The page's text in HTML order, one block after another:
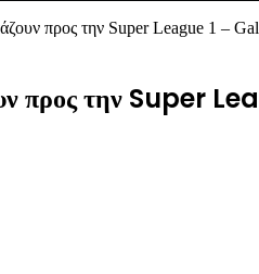
προς την Super League 1 –
προς την